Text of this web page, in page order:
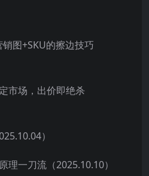
销图+SKU的擦边技巧
市场，出价即绝杀
）
理一刀流（2025.10.10）